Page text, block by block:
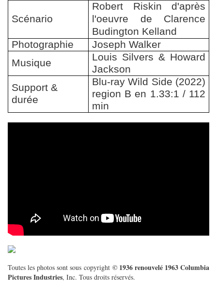
Scénario
Robert Riskin d'après
l'oeuvre de Clarence
Budington Kelland
Photographie
Joseph Walker
Musique
Louis Silvers & Howard
Jackson
Support &
durée
Blu-ray Wild Side (2022)
region B en 1.33:1 / 112
min
Toutes les photos sont sous copyright © 1936 renouvelé 1963 Columbia
Pictures Industries, Inc. Tous droits réservés.